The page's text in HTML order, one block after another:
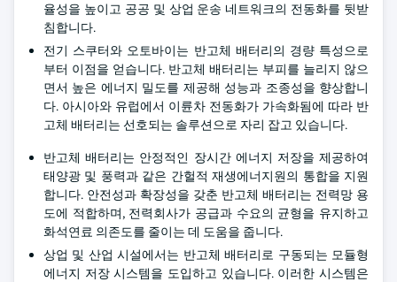
율성을 높이고 공공 및 상업 운송 네트워크의 전동화를 뒷받
침합니다.
전기 스쿠터와 오토바이는 반고체 배터리의 경량 특성으로
부터 이점을 얻습니다. 반고체 배터리는 부피를 늘리지 않으
면서 높은 에너지 밀도를 제공해 성능과 조종성을 향상합니
다. 아시아와 유럽에서 이륜차 전동화가 가속화됨에 따라 반
고체 배터리는 선호되는 솔루션으로 자리 잡고 있습니다.
반고체 배터리는 안정적인 장시간 에너지 저장을 제공하여
태양광 및 풍력과 같은 간헐적 재생에너지원의 통합을 지원
합니다. 안전성과 확장성을 갖춘 반고체 배터리는 전력망 용
도에 적합하며, 전력회사가 공급과 수요의 균형을 유지하고
화석연료 의존도를 줄이는 데 도움을 줍니다.
상업 및 산업 시설에서는 반고체 배터리로 구동되는 모듈형
에너지 저장 시스템을 도입하고 있습니다. 이러한 시스템은